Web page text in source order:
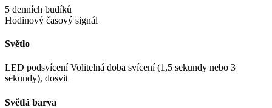
5 denních budíků
Hodinový časový signál
Světlo
LED podsvícení Volitelná doba svícení (1,5 sekundy nebo 3
sekundy), dosvit
Světlá barva